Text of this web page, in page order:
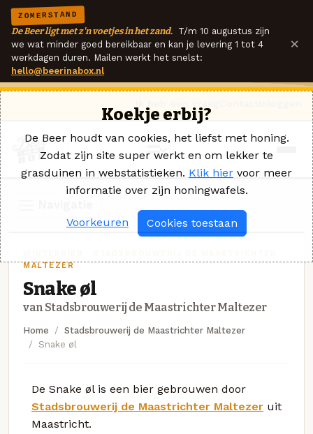
ZOMERSTAND
De Beer ligt met z'n voetjes in het zand. T/m 10 augustus zijn
we wat minder goed bereikbaar en kan je levering 1 tot 4
werkdagen duren. Mailen werkt het snelst:
hello@beerinabox.nl
×
MALTEZER
Snake øl
van Stadsbrouwerij de Maastrichter Maltezer
Home
Stadsbrouwerij de Maastrichter Maltezer
Snake øl
De Snake øl is een bier gebrouwen door
Stadsbrouwerij de Maastrichter Maltezer uit
Maastricht.
Koekje erbij?
De Beer houdt van cookies, het liefst met honing.
Zodat zijn site super werkt en om lekker te
grasduinen in webstatistieken. Klik hier voor meer
informatie over zijn honingwafels.
Voorkeuren Cookies toestaan